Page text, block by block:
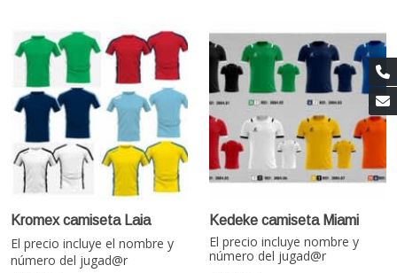
Kromex camiseta Laia
El precio incluye el nombre y
número del jugad@r
Kedeke camiseta Miami
El precio incluye nombre y
número del jugad@r